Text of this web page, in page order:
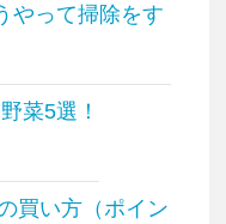
やって掃除をす
菜5選！
買い方（ポイン